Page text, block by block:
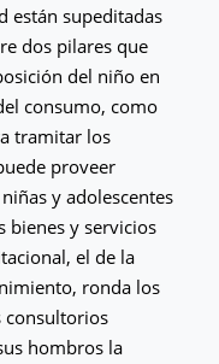
están supeditadas
dos pilares que
del niño en
consumo, como
tramitar los
proveer
y adolescentes
bienes y servicios
el de la
ronda los
consultorios
hombros la